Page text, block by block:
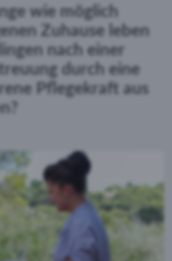
wie möglich
Zuhause leben
nach einer
durch eine
Pflegekraft aus